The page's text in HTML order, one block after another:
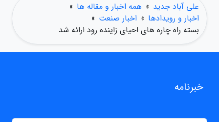
علی آباد جدید » همه اخبار و مقاله ها »
اخبار و رویدادها » اخبار صنعت »
بسته راه چاره های احیای زاینده رود ارائه شد
خبرنامه